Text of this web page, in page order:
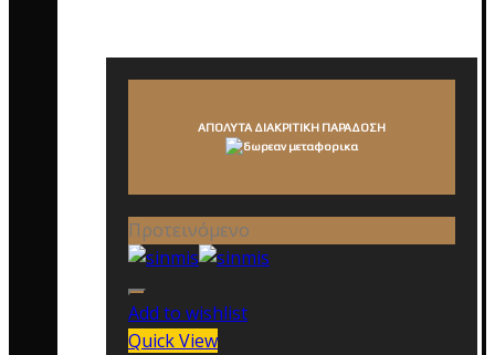
ΑΠΟΛΥΤΑ ΔΙΑΚΡΙΤΙΚΗ ΠΑΡΑΔΟΣΗ
Προτεινόμενο
Add to wishlist
Quick View